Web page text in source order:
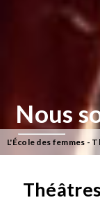
Nous
L'École des femmes -